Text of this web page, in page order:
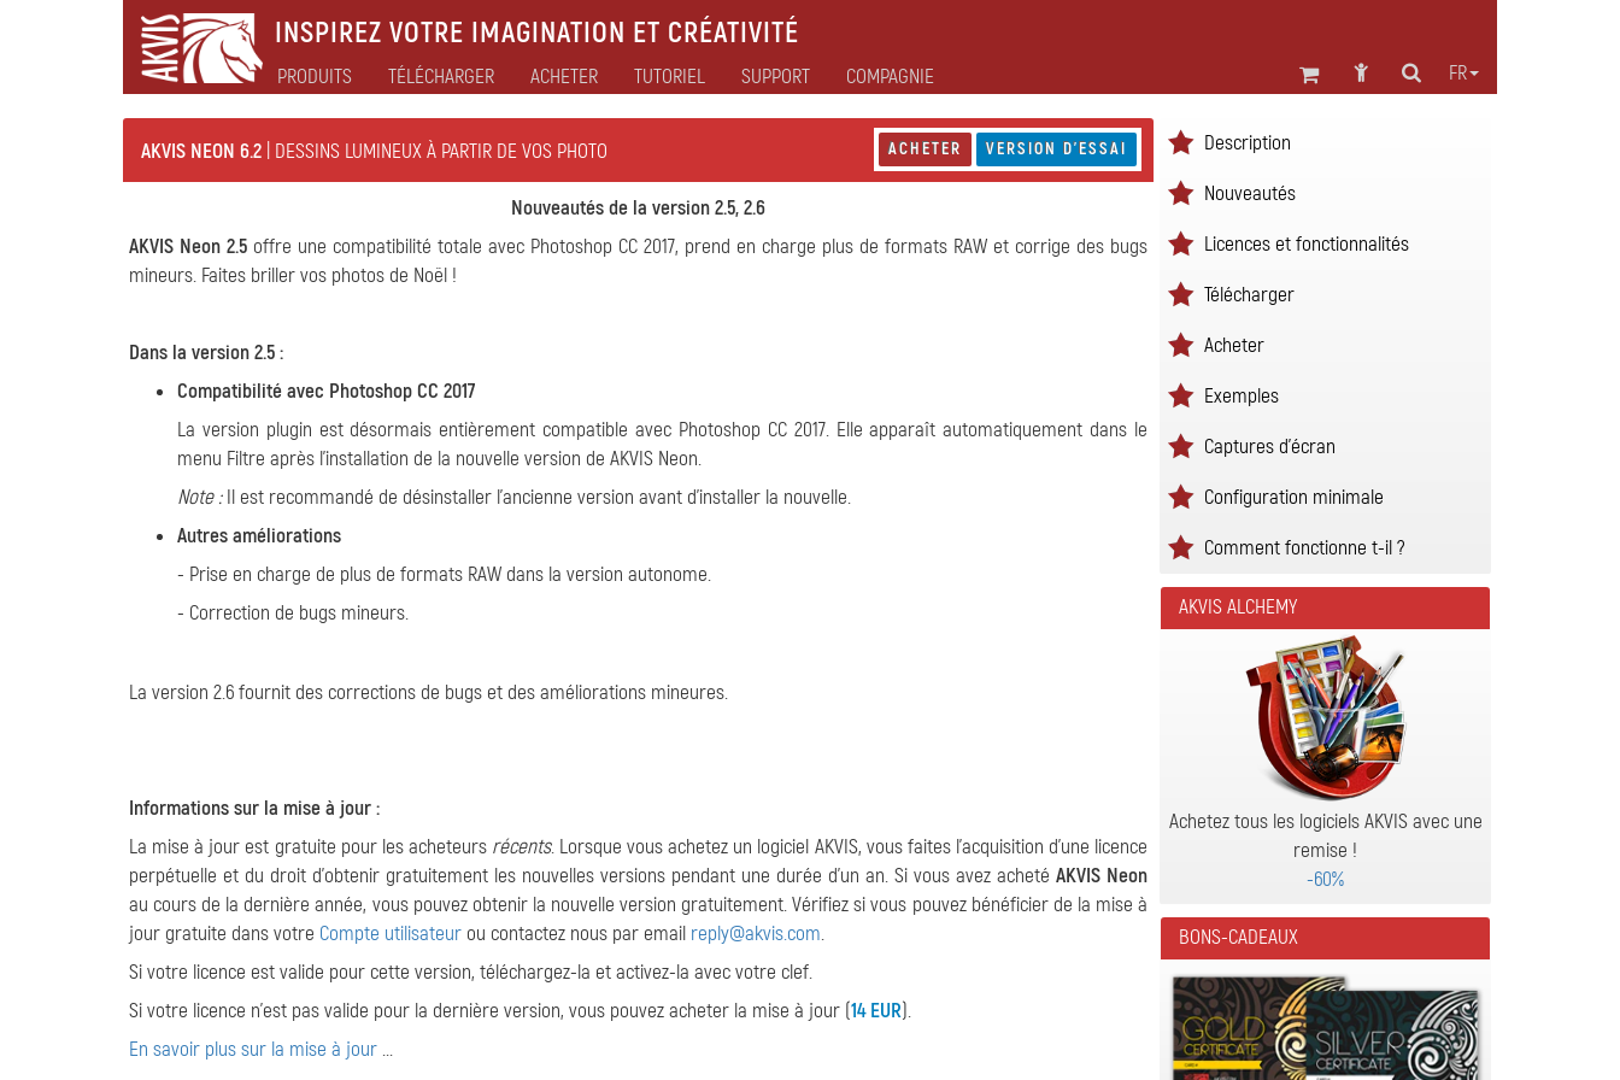
INSPIREZ VOTRE IMAGINATION ET CRÉATIVITÉ
FR
PRODUITS TÉLÉCHARGER ACHETER TUTORIEL SUPPORT COMPAGNIE
AKVIS NEON 6.2 | DESSINS LUMINEUX À PARTIR DE VOS PHOTO ACHETER VERSION D'ESSAI
Nouveautés de la version 2.5, 2.6
AKVIS Neon 2.5 offre une compatibilité totale avec Photoshop CC 2017, prend en charge plus de formats RAW et corrige des bugs
mineurs. Faites briller vos photos de Noël !
Dans la version 2.5 :
Compatibilité avec Photoshop CC 2017
La version plugin est désormais entièrement compatible avec Photoshop CC 2017. Elle apparaît automatiquement dans le
menu Filtre après l'installation de la nouvelle version de AKVIS Neon.
Note :Il est recommandé de désinstaller l'ancienne version avant d'installer la nouvelle.
Autres améliorations
- Prise en charge de plus de formats RAW dans la version autonome.
- Correction de bugs mineurs.
La version 2.6 fournit des corrections de bugs et des améliorations mineures.
Informations sur la mise à jour :
La mise à jour est gratuite pour les acheteurs récents. Lorsque vous achetez un logiciel AKVIS, vous faites l'acquisition d'une licence
perpétuelle et du droit d'obtenir gratuitement les nouvelles versions pendant une durée d'un an. Si vous avez acheté AKVIS Neon
au cours de la dernière année, vous pouvez obtenir la nouvelle version gratuitement. Vérifiez si vous pouvez bénéficier de la mise à
jour gratuite dans votre Compte utilisateur ou contactez nous par email reply@akvis.com.
Si votre licence est valide pour cette version, téléchargez-la et activez-la avec votre clef.
Si votre licence n'est pas valide pour la dernière version, vous pouvez acheter la mise à jour (14 EUR).
En savoir plus sur la mise à jour ...
Description
Nouveautés
Licences et fonctionnalités
Télécharger
Acheter
Exemples
Captures d'écran
Configuration minimale
Comment fonctionne t-il ?
AKVIS ALCHEMY
Achetez tous les logiciels AKVIS avec une
remise !
-60%
BONS-CADEAUX